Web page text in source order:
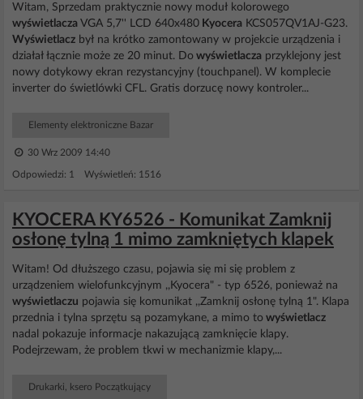
Witam, Sprzedam praktycznie nowy moduł kolorowego
wyświetlacza VGA 5,7'' LCD 640x480 Kyocera KCS057QV1AJ-G23.
Wyświetlacz był na krótko zamontowany w projekcie urządzenia i
działał łącznie może ze 20 minut. Do wyświetlacza przyklejony jest
nowy dotykowy ekran rezystancyjny (touchpanel). W komplecie
inverter do świetlówki CFL. Gratis dorzucę nowy kontroler...
Elementy elektroniczne Bazar
30 Wrz 2009 14:40
Odpowiedzi: 1 Wyświetleń: 1516
KYOCERA KY6526 - Komunikat Zamknij
osłonę tylną 1 mimo zamkniętych klapek
Witam! Od dłuższego czasu, pojawia się mi się problem z
urządzeniem wielofunkcyjnym ,,Kyocera" - typ 6526, ponieważ na
wyświetlaczu pojawia się komunikat ,,Zamknij osłonę tylną 1". Klapa
przednia i tylna sprzętu są pozamykane, a mimo to wyświetlacz
nadal pokazuje informacje nakazującą zamknięcie klapy.
Podejrzewam, że problem tkwi w mechanizmie klapy,...
Drukarki, ksero Początkujący